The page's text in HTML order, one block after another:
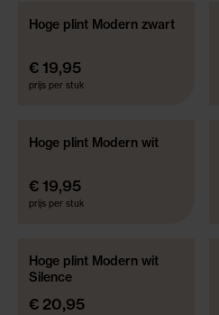
Hoge plint Modern zwart
€ 19,95
prijs per stuk
Hoge plint Modern wit
€ 19,95
prijs per stuk
Hoge plint Modern wit
Silence
€ 20,95